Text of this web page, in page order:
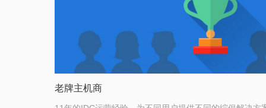
老牌主机商